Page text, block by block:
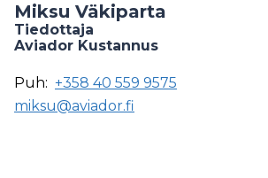
Miksu Väkiparta
Tiedottaja
Aviador Kustannus
Puh: +358 40 559 9575
miksu@aviador.fi